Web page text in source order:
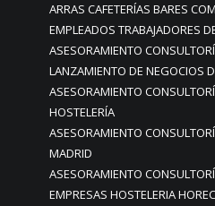
ARRAS CAFETERÍAS BARES
EMPLEADOS TRABAJADORES
ASESORAMIENTO
LANZAMIENTO DE NEGOCIOS
ASESORAMIENTO
HOSTELERÍA
ASESORAMIENTO
MADRID
ASESORAMIENTO
EMPRESAS HOSTELERIA